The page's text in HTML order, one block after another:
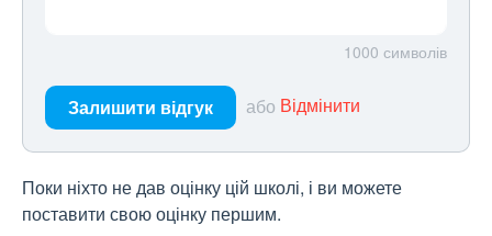
1000 символів
Залишити відгук або Відмінити
Поки ніхто не дав оцінку цій школі, і ви можете
поставити свою оцінку першим.